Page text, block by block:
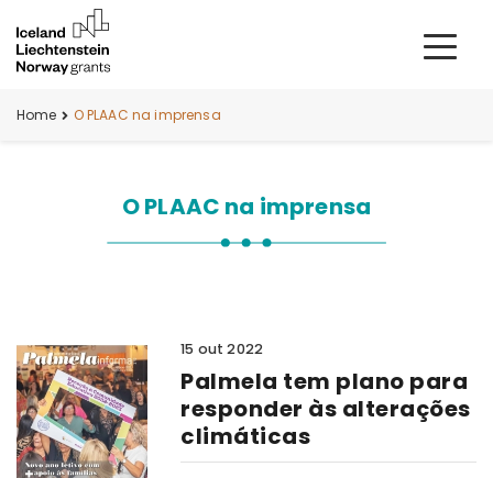
Home O PLAAC na imprensa
O PLAAC na imprensa
15 out 2022
Palmela tem plano para
responder às alterações
climáticas